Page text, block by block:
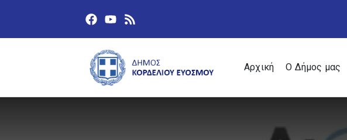
Αρχική Ο Δήμος μας